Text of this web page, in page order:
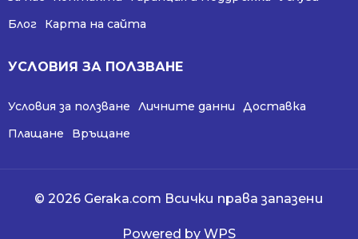
Блог
Карта на сайта
УСЛОВИЯ ЗА ПОЛЗВАНЕ
Условия за ползване Личните данни
Доставка
Плащане
Връщане
© 2026 Geraka.com Всички права запазени
Powered by WPS